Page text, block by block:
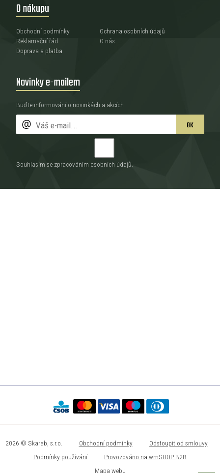
O nákupu
Obchodní podmínky
Reklamační řád
Doprava a platba
Ochrana osobních údajů
O nás
Novinky e-mailem
Buďte informování o novinkách a akcích
OK
Souhlasím se zpracováním osobních údajů
2026 © Skarab, s.r.o. Obchodní podmínky
Odstoupit od smlouvy
Podmínky používání
Provozováno na wmSHOP B2B
Mapa webu